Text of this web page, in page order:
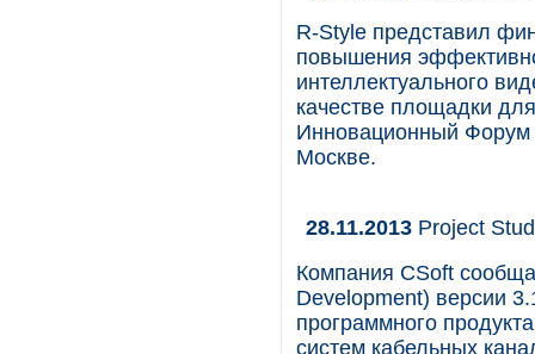
R-Style представил
повышения
интеллектуального
качестве площадки
Инновационный Форум
Москве.
28.11.2013 Project
Компания CSoft
Development) версии
программного
систем кабельных